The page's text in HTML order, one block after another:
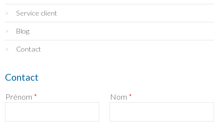
Service client
Blog
Contact
Contact
Prénom * Nom *